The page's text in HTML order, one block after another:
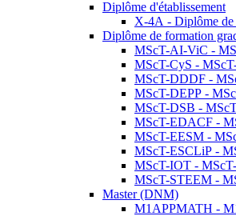
Diplôme d'établissement
X-4A - Diplôme
Diplôme de formation
MScT-AI-ViC -
MScT-CyS -
MScT-DDDF -
MScT-DEPP -
MScT-DSB -
MScT-EDACF -
MScT-EESM -
MScT-ESCLiP -
MScT-IOT -
MScT-STEEM -
Master (DNM)
M1APPMATH -